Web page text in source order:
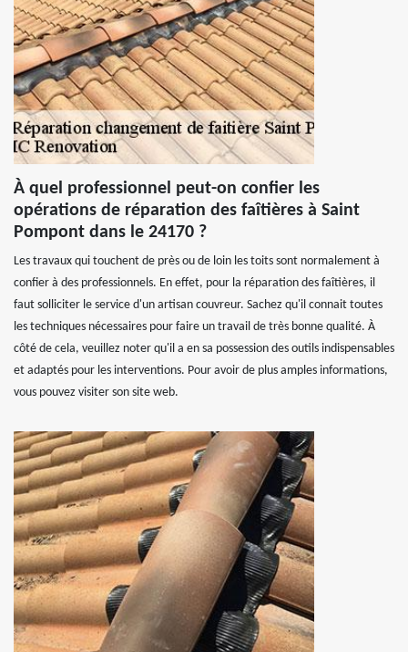
À quel professionnel peut-on confier les
opérations de réparation des faîtières à Saint
Pompont dans le 24170 ?
Les travaux qui touchent de près ou de loin les toits sont normalement à
confier à des professionnels. En effet, pour la réparation des faîtières, il
faut solliciter le service d'un artisan couvreur. Sachez qu'il connait toutes
les techniques nécessaires pour faire un travail de très bonne qualité. À
côté de cela, veuillez noter qu'il a en sa possession des outils indispensables
et adaptés pour les interventions. Pour avoir de plus amples informations,
vous pouvez visiter son site web.